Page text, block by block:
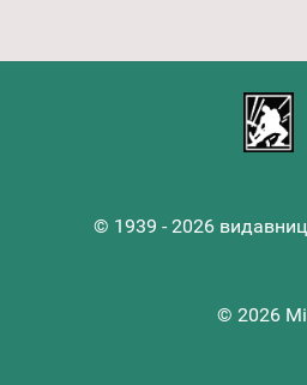
© 1939 - 2026
© 2026